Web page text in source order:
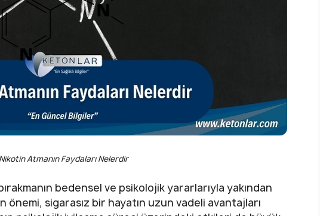
Nikotin Atmanın Faydaları Nelerdir
bedensel ve psikolojik yararlarıyla yakından
önemi, sigarasız bir hayatın uzun vadeli avantajları